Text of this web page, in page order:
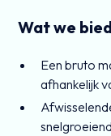
Wat we
Een bruto
afhankelijk